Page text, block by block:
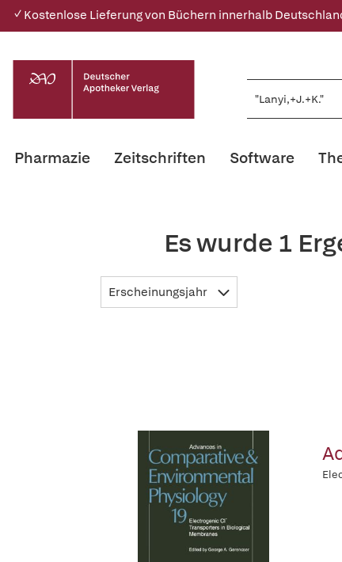
✓ Kostenlose Lieferung von Büchern innerhalb
Pharmazie Zeitschriften Software
Es wurde 1
Erscheinungsjahr